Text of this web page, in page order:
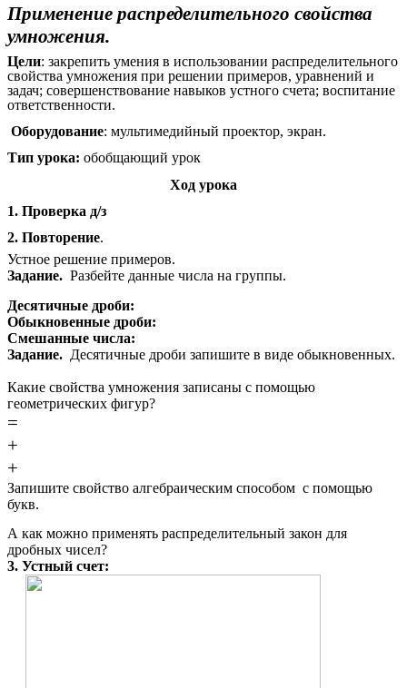
Применение распределительного свойства
умножения.
Цели: закрепить умения в использовании распределительного
свойства умножения при решении примеров, уравнений и
задач; совершенствование навыков устного счета; воспитание
ответственности.
Оборудование: мультимедийный проектор, экран.
Тип урока: обобщающий урок
Ход урока
1. Проверка д/з
2. Повторение.
Устное решение примеров.
Задание. Разбейте данные числа на группы.
Десятичные дроби:
Обыкновенные дроби:
Смешанные числа:
Задание. Десятичные дроби запишите в виде обыкновенных.
Какие свойства умножения записаны с помощью
геометрических фигур?
=
+
+
Запишите свойство алгебраическим способом c помощью
букв.
А как можно применять распределительный закон для
дробных чисел?
3. Устный счет: